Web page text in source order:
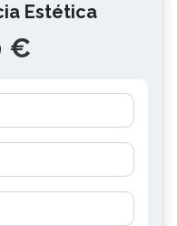
Estética
€